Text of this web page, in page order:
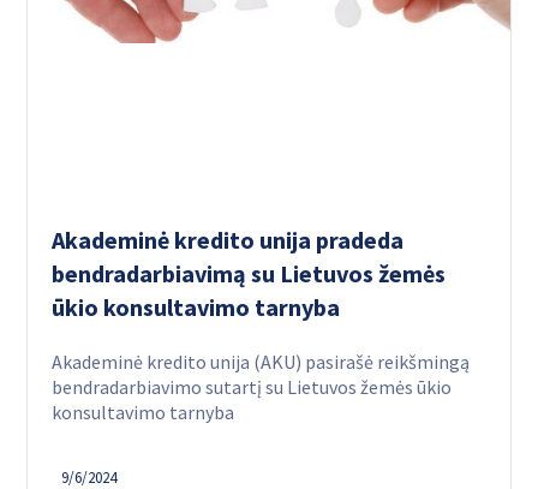
Akademinė kredito unija pradeda
bendradarbiavimą su Lietuvos žemės
ūkio konsultavimo tarnyba
Akademinė kredito unija (AKU) pasirašė reikšmingą
bendradarbiavimo sutartį su Lietuvos žemės ūkio
konsultavimo tarnyba
9/6/2024